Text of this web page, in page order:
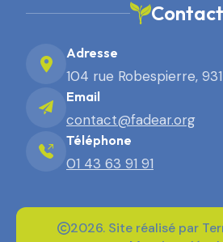
Adresse
104 rue Robespierre,
Email
contact@fadear.org
Téléphone
01 43 63 91 91
2026. Site réalisé par